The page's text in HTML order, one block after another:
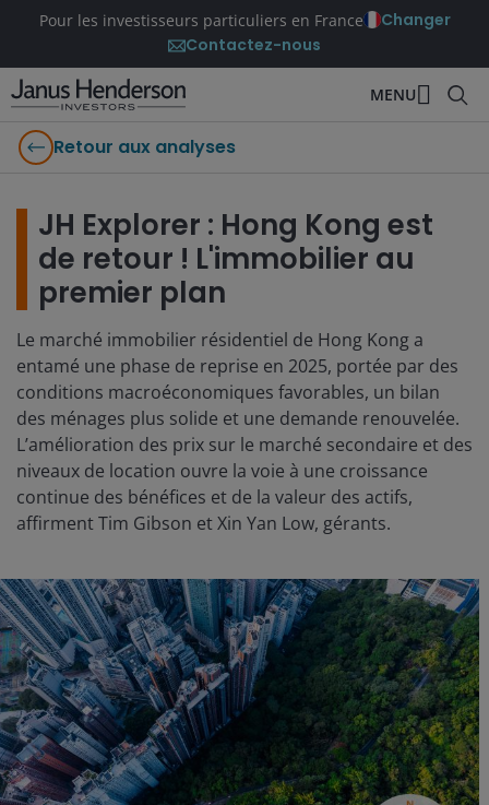
Pour les investisseurs particuliers en France
Changer
Contactez-nous
MENU
Retour aux analyses
JH Explorer : Hong Kong est
de retour ! L'immobilier au
premier plan
Le marché immobilier résidentiel de Hong Kong a
entamé une phase de reprise en 2025, portée par des
conditions macroéconomiques favorables, un bilan
des ménages plus solide et une demande renouvelée.
L’amélioration des prix sur le marché secondaire et des
niveaux de location ouvre la voie à une croissance
continue des bénéfices et de la valeur des actifs,
affirment Tim Gibson et Xin Yan Low, gérants.